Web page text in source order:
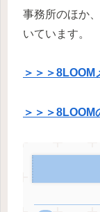
事務所のほか
いています。
＞＞＞8LOOM
＞＞＞8LOOM